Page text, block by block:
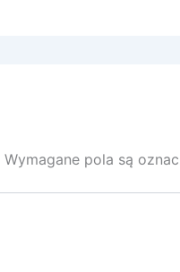
Wymagane pola są